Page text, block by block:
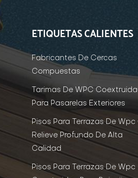
ETIQUETAS CALIENTES
Fabricantes De Cercas
Compuestas
Tarimas De WPC
Para Pasarelas Exteriores
Pisos Para Terrazas De Wpc
Relieve Profundo De Alta
Calidad
Pisos Para Terrazas De Wpc